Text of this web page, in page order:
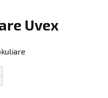
Uvex